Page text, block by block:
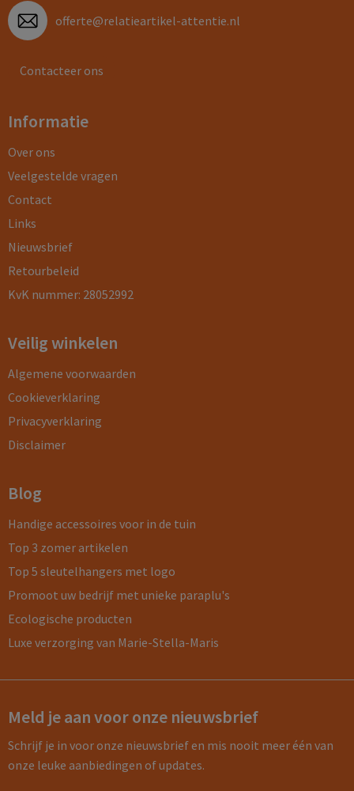
offerte@relatieartikel-attentie.nl
Contacteer ons
Informatie
Over ons
Veelgestelde vragen
Contact
Links
Nieuwsbrief
Retourbeleid
KvK nummer: 28052992
Veilig winkelen
Algemene voorwaarden
Cookieverklaring
Privacyverklaring
Disclaimer
Blog
Handige accessoires voor in de tuin
Top 3 zomer artikelen
Top 5 sleutelhangers met logo
Promoot uw bedrijf met unieke paraplu's
Ecologische producten
Luxe verzorging van Marie-Stella-Maris
Meld je aan voor onze nieuwsbrief
Schrijf je in voor onze nieuwsbrief en mis nooit meer één van
onze leuke aanbiedingen of updates.